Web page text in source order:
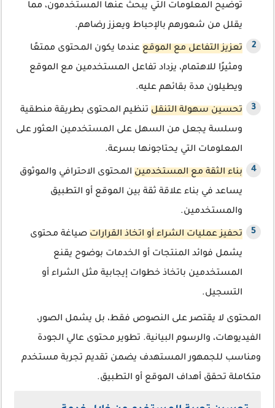
توضيح المعلومات التي يبحث عنها المستخدمون، مما
يقلل من شعورهم بالإحباط ويعزز رضاهم.
تعزيز التفاعل مع الموقع عندما يكون المحتوى ممتعًا
ومثيرًا للاهتمام، يزداد تفاعل المستخدمين مع الموقع
ويطيلون مدة بقائهم عليه.
تحسين سهولة التنقل تنظيم المحتوى بطريقة منطقية
وسلسة يجعل من السهل على المستخدمين العثور على
المعلومات التي يحتاجونها بسرعة.
بناء الثقة مع المستخدمين المحتوى الاحترافي والموثوق
يساعد في بناء علاقة ثقة بين الموقع أو التطبيق
والمستخدمين.
تحفيز عمليات الشراء أو اتخاذ القرارات صياغة محتوى
يشمل فوائد المنتجات أو الخدمات بوضوح يقنع
المستخدمين باتخاذ خطوات إيجابية مثل الشراء أو
التسجيل.
المحتوى لا يقتصر على النصوص فقط، بل يشمل الصور،
الفيديوهات، والرسوم البيانية. تطوير محتوى عالي الجودة
ومناسب للجمهور المستهدف يضمن تقديم تجربة مستخدم
متكاملة تحقق أهداف الموقع أو التطبيق.